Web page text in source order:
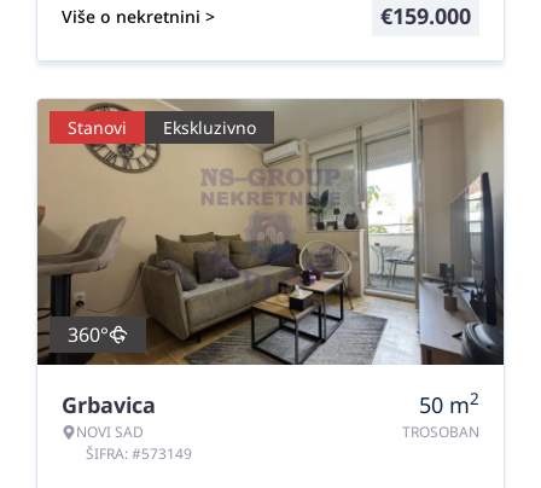
Više o nekretnini > €159.000
Stanovi Ekskluzivno
360°
Grbavica
NOVI SAD
ŠIFRA: #573149
50 m2
TROSOBAN